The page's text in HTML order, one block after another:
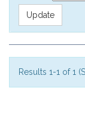
Results 1-1 of 1